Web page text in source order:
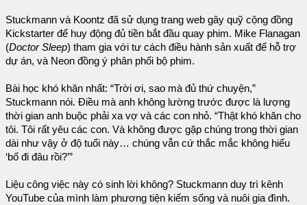
Stuckmann và Koontz đã sử dụng trang web gây quỹ cộng đồng
Kickstarter để huy động đủ tiền bắt đầu quay phim. Mike Flanagan
(Doctor Sleep) tham gia với tư cách điều hành sản xuất để hỗ trợ
dự án, và Neon đồng ý phân phối bộ phim.
Bài học khó khăn nhất: “Trời ơi, sao mà đủ thứ chuyện,”
Stuckmann nói. Điều mà anh không lường trước được là lượng
thời gian anh buộc phải xa vợ và các con nhỏ. “Thật khó khăn cho
tôi. Tôi rất yêu các con. Và không được gặp chúng trong thời gian
dài như vậy ở độ tuổi này… chúng vẫn cứ thắc mắc không hiểu
‘bố đi đâu rồi?’”
Liệu công việc này có sinh lời không? Stuckmann duy trì kênh
YouTube của mình làm phương tiện kiếm sống và nuôi gia đình.